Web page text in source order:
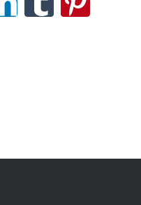
LinkedIn
Tumblr